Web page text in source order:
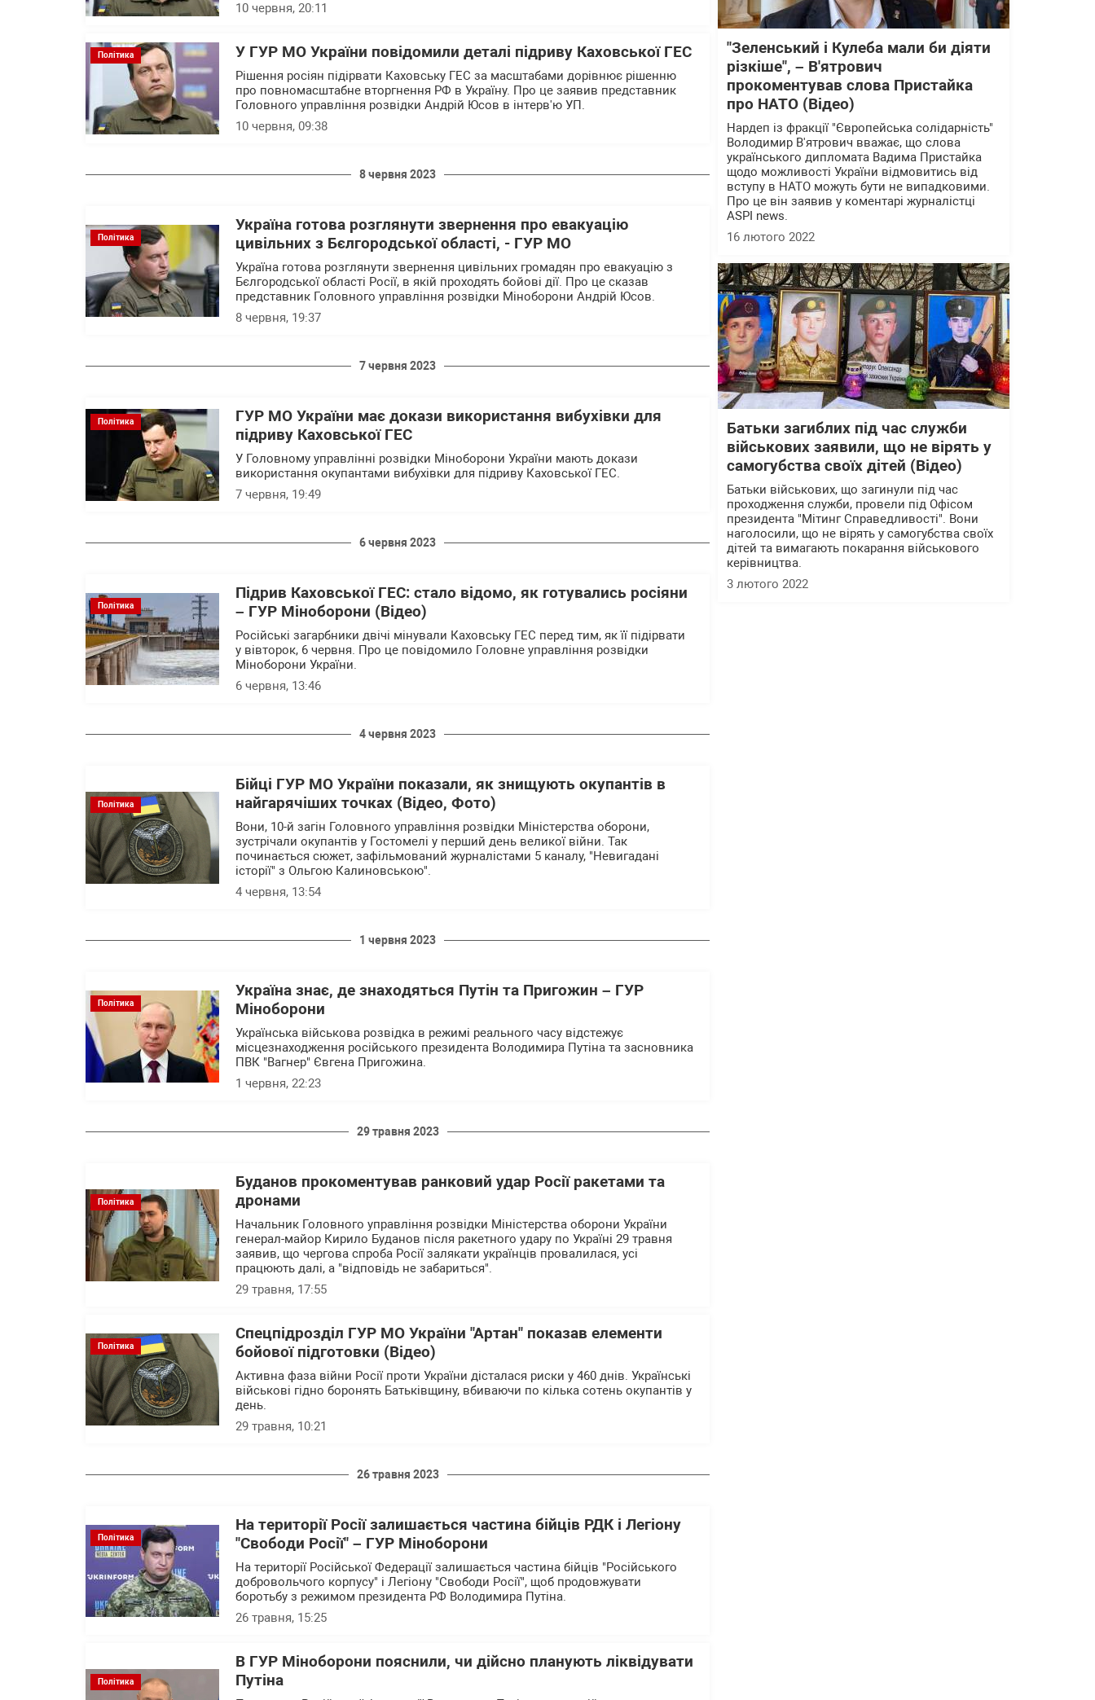
10 червня, 20:11
Політика У ГУР МО України повідомили деталі підриву Каховської ГЕС
Рішення росіян підірвати Каховську ГЕС за масштабами дорівнює рішенню
про повномасштабне вторгнення РФ в Україну. Про це заявив представник
Головного управління розвідки Андрій Юсов в інтерв'ю УП.
10 червня, 09:38
8 червня 2023
Політика
Україна готова розглянути звернення про евакуацію
цивільних з Бєлгородської області, - ГУР МО
Україна готова розглянути звернення цивільних громадян про евакуацію з
Бєлгородської області Росії, в якій проходять бойові дії. Про це сказав
представник Головного управління розвідки Міноборони Андрій Юсов.
8 червня, 19:37
7 червня 2023
Політика
ГУР МО України має докази використання вибухівки для
підриву Каховської ГЕС
У Головному управлінні розвідки Міноборони України мають докази
використання окупантами вибухівки для підриву Каховської ГЕС.
7 червня, 19:49
6 червня 2023
Політика
Підрив Каховської ГЕС: стало відомо, як готувались росіяни
– ГУР Міноборони (Відео)
Російські загарбники двічі мінували Каховську ГЕС перед тим, як її підірвати
у вівторок, 6 червня. Про це повідомило Головне управління розвідки
Міноборони України.
6 червня, 13:46
4 червня 2023
Політика
Бійці ГУР МО України показали, як знищують окупантів в
найгарячіших точках (Відео, Фото)
Вони, 10-й загін Головного управління розвідки Міністерства оборони,
зустрічали окупантів у Гостомелі у перший день великої війни. Так
починається сюжет, зафільмований журналістами 5 каналу, "Невигадані
історії" з Ольгою Калиновською".
4 червня, 13:54
1 червня 2023
Політика
Україна знає, де знаходяться Путін та Пригожин – ГУР
Міноборони
Українська військова розвідка в режимі реального часу відстежує
місцезнаходження російського президента Володимира Путіна та засновника
ПВК "Вагнер" Євгена Пригожина.
1 червня, 22:23
29 травня 2023
Політика
Буданов прокоментував ранковий удар Росії ракетами та
дронами
Начальник Головного управління розвідки Міністерства оборони України
генерал-майор Кирило Буданов після ракетного удару по Україні 29 травня
заявив, що чергова спроба Росії залякати українців провалилася, усі
працюють далі, а "відповідь не забариться".
29 травня, 17:55
Політика
Спецпідрозділ ГУР МО України "Артан" показав елементи
бойової підготовки (Відео)
Активна фаза війни Росії проти України дісталася риски у 460 днів. Українські
військові гідно боронять Батьківщину, вбиваючи по кілька сотень окупантів у
день.
29 травня, 10:21
26 травня 2023
Політика
На території Росії залишається частина бійців РДК і Легіону
"Свободи Росії" – ГУР Міноборони
На території Російської Федерації залишається частина бійців "Російського
добровольчого корпусу" і Легіону "Свободи Росії", щоб продовжувати
боротьбу з режимом президента РФ Володимира Путіна.
26 травня, 15:25
Політика
В ГУР Міноборони пояснили, чи дійсно планують ліквідувати
Путіна
"Зеленський і Кулеба мали би діяти
різкіше", – В'ятрович
прокоментував слова Пристайка
про НАТО (Відео)
Нардеп із фракції "Європейська солідарність"
Володимир В'ятрович вважає, що слова
українського дипломата Вадима Пристайка
щодо можливості України відмовитись від
вступу в НАТО можуть бути не випадковими.
Про це він заявив у коментарі журналістці
ASPI news.
16 лютого 2022
Батьки загиблих під час служби
військових заявили, що не вірять у
самогубства своїх дітей (Відео)
Батьки військових, що загинули під час
проходження служби, провели під Офісом
президента "Мітинг Справедливості". Вони
наголосили, що не вірять у самогубства своїх
дітей та вимагають покарання військового
керівництва.
3 лютого 2022